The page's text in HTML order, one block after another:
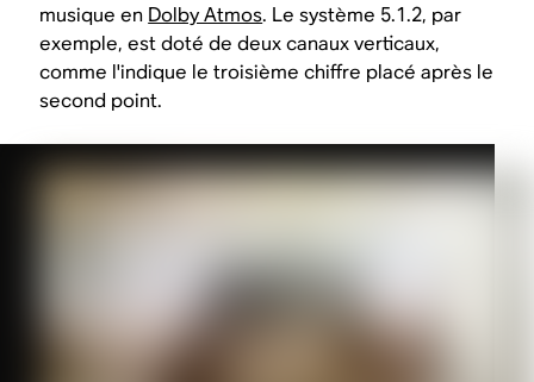
musique en Dolby Atmos. Le système 5.1.2, par
exemple, est doté de deux canaux verticaux,
comme l'indique le troisième chiffre placé après le
second point.